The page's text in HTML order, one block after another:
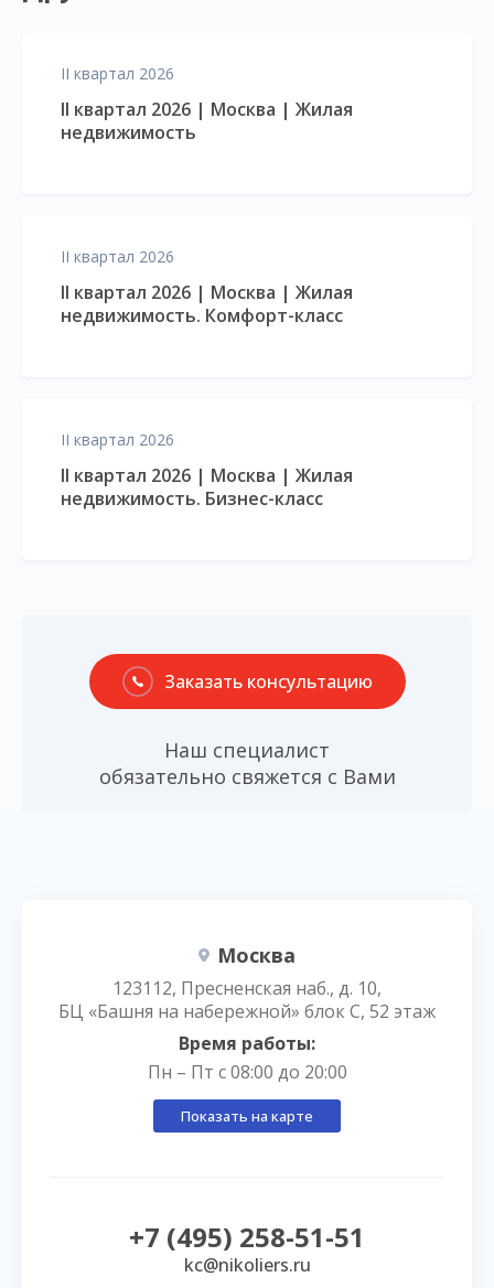
II квартал 2026
II квартал 2026 | Москва | Жилая
недвижимость
II квартал 2026
II квартал 2026 | Москва | Жилая
недвижимость. Комфорт-класс
II квартал 2026
II квартал 2026 | Москва | Жилая
недвижимость. Бизнес-класс
Заказать консультацию
Наш специалист
обязательно свяжется с Вами
Москва
123112, Пресненская наб., д. 10,
БЦ «Башня на набережной» блок С, 52 этаж
Время работы:
Пн – Пт с 08:00 до 20:00
Показать на карте
+7 (495) 258-51-51
kc@nikoliers.ru